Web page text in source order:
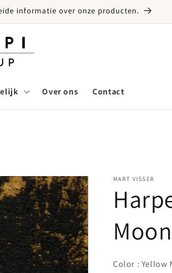
informatie over onze producten.
Over ons Contact
MART VISSER
Moon
Color : Yellow